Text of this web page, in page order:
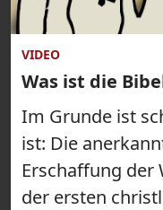
VIDEO
Was ist die
Im Grunde ist
ist: Die
Erschaffung der
der ersten